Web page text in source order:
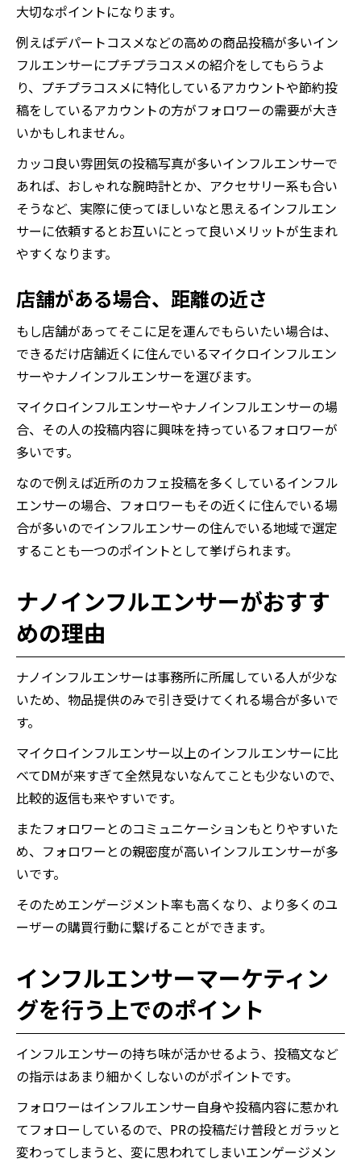
大切なポイントになります。
例えばデパートコスメなどの高めの商品投稿が多いイン
フルエンサーにプチプラコスメの紹介をしてもらうよ
り、プチプラコスメに特化しているアカウントや節約投
稿をしているアカウントの方がフォロワーの需要が大き
いかもしれません。
カッコ良い雰囲気の投稿写真が多いインフルエンサーで
あれば、おしゃれな腕時計とか、アクセサリー系も合い
そうなど、実際に使ってほしいなと思えるインフルエン
サーに依頼するとお互いにとって良いメリットが生まれ
やすくなります。
店舗がある場合、距離の近さ
もし店舗があってそこに足を運んでもらいたい場合は、
できるだけ店舗近くに住んでいるマイクロインフルエン
サーやナノインフルエンサーを選びます。
マイクロインフルエンサーやナノインフルエンサーの場
合、その人の投稿内容に興味を持っているフォロワーが
多いです。
なので例えば近所のカフェ投稿を多くしているインフル
エンサーの場合、フォロワーもその近くに住んでいる場
合が多いのでインフルエンサーの住んでいる地域で選定
することも一つのポイントとして挙げられます。
ナノインフルエンサーがおすす
めの理由
ナノインフルエンサーは事務所に所属している人が少な
いため、物品提供のみで引き受けてくれる場合が多いで
す。
マイクロインフルエンサー以上のインフルエンサーに比
べてDMが来すぎて全然見ないなんてことも少ないので、
比較的返信も来やすいです。
またフォロワーとのコミュニケーションもとりやすいた
め、フォロワーとの親密度が高いインフルエンサーが多
いです。
そのためエンゲージメント率も高くなり、より多くのユ
ーザーの購買行動に繋げることができます。
インフルエンサーマーケティン
グを行う上でのポイント
インフルエンサーの持ち味が活かせるよう、投稿文など
の指示はあまり細かくしないのがポイントです。
フォロワーはインフルエンサー自身や投稿内容に惹かれ
てフォローしているので、PRの投稿だけ普段とガラッと
変わってしまうと、変に思われてしまいエンゲージメン